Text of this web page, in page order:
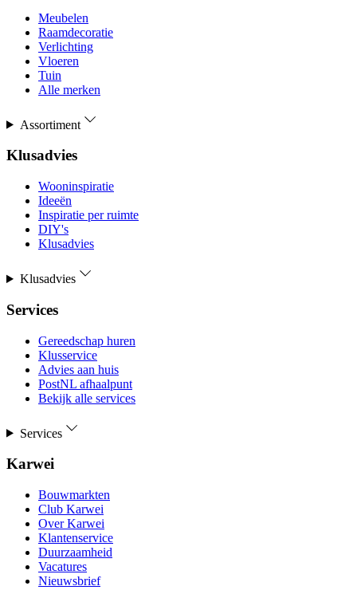
Meubelen
Raamdecoratie
Verlichting
Vloeren
Tuin
Alle merken
Assortiment
Klusadvies
Wooninspiratie
Ideeën
Inspiratie per ruimte
DIY's
Klusadvies
Klusadvies
Services
Gereedschap huren
Klusservice
Advies aan huis
PostNL afhaalpunt
Bekijk alle services
Services
Karwei
Bouwmarkten
Club Karwei
Over Karwei
Klantenservice
Duurzaamheid
Vacatures
Nieuwsbrief